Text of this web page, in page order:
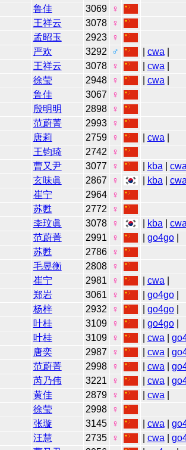
鲁佳 3069
♀
王祥云 3078
♀
孟昭玉 2923
♀
严欢 3292 ♂ cwa
王祥云 3078 ♀ cwa
徐莹 2948 ♀ cwa
鲁佳 3067
♀
殷明明 2898
♀
范蔚菁 2993
♀
唐莉 2759 ♀ cwa
王钧琦 2742
♀
曹又尹 3077 ♀ kba cwa
玄味眞 2867 ♀ kba cwa
崔宁 2964
♀
苏甦 2772
♀
李玟眞 3078 ♀ kba cwa
范蔚菁 2991 ♀ go4go|
苏甦 2786
♀
毛昱衡 2808
♀
崔宁 2981 ♀ cwa
郑岩 3061 ♀ go4go|
杨梓 2932 ♀ go4go|
叶桂 3109 ♀ go4go|
叶桂 3109 ♀ cwa
唐奕 2987 ♀ cwa
范蔚菁 2998 ♀ cwa
芮乃伟 3221 ♀ cwa
黄佳 2879 ♀ cwa
徐莹 2998
♀
张璇 3145 ♀ cwa
汪慧 2735 ♀ cwa